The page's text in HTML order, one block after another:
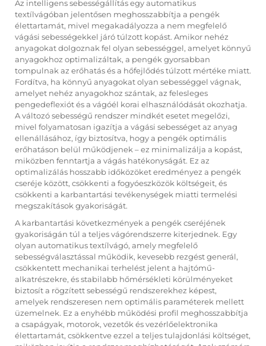
Az intelligens sebességállítás egy automatikus
textílvágóban jelentősen meghosszabbítja a pengék
élettartamát, mivel megakadályozza a nem megfelelő
vágási sebességekkel járó túlzott kopást. Amikor nehéz
anyagokat dolgoznak fel olyan sebességgel, amelyet könnyű
anyagokhoz optimalizáltak, a pengék gyorsabban
tompulnak az erőhatás és a hőfejlődés túlzott mértéke miatt.
Fordítva, ha könnyű anyagokat olyan sebességgel vágnak,
amelyet nehéz anyagokhoz szántak, az felesleges
pengedeflexiót és a vágóél korai elhasználódását okozhatja.
A változó sebességű rendszer mindkét esetet megelőzi,
mivel folyamatosan igazítja a vágási sebességet az anyag
ellenállásához, így biztosítva, hogy a pengék optimális
erőhatáson belül működjenek – ez minimalizálja a kopást,
miközben fenntartja a vágás hatékonyságát. Ez az
optimalizálás hosszabb időközöket eredményez a pengék
cseréje között, csökkenti a fogyóeszközök költségeit, és
csökkenti a karbantartási tevékenységek miatti termelési
megszakítások gyakoriságát.
A karbantartási következmények a pengék cseréjének
gyakoriságán túl a teljes vágórendszerre kiterjednek. Egy
olyan automatikus textílvágó, amely megfelelő
sebességválasztással működik, kevesebb rezgést generál,
csökkentett mechanikai terhelést jelent a hajtómű-
alkatrészekre, és stabilabb hőmérsékleti körülményeket
biztosít a rögzített sebességű rendszerekhez képest,
amelyek rendszeresen nem optimális paraméterek mellett
üzemelnek. Ez a enyhébb működési profil meghosszabbítja
a csapágyak, motorok, vezetők és vezérlőelektronika
élettartamát, csökkentve ezzel a teljes tulajdonlási költséget,